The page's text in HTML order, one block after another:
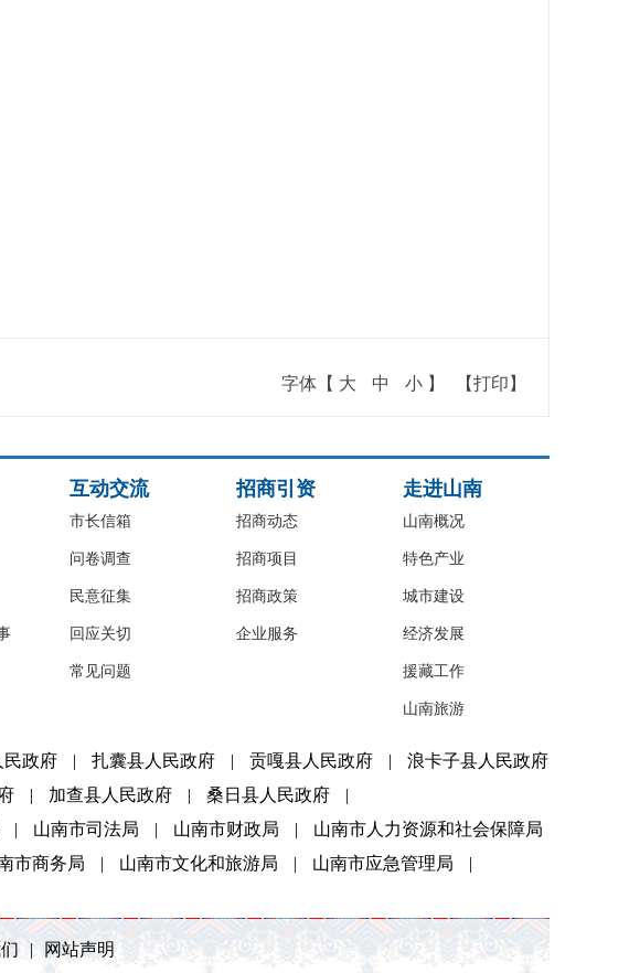
字体【 大 中 小 】 【打印】
互动交流
市长信箱
问卷调查
民意征集
回应关切
常见问题
招商引资
招商动态
招商项目
招商政策
企业服务
走进山南
山南概况
特色产业
城市建设
经济发展
援藏工作
山南旅游
民政府 | 扎囊县人民政府 | 贡嘎县人民政府 |
浪卡子县人民政府
| 加查县人民政府 | 桑日县人民政府
|
| 山南市司法局 | 山南市财政局 |
山南市人力资源和社会保障局
市商务局 | 山南市文化和旅游局 | 山南市应急管理局
|
| 网站声明